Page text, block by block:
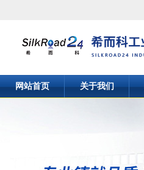
网站首页 关于我们